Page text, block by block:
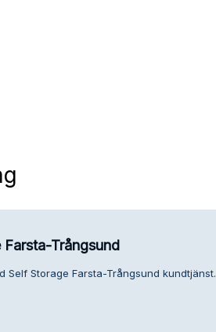
Trångsund
Self Storage Farsta-Trångsund kundtjänst.